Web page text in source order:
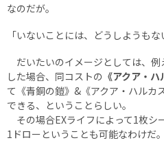
なのだが。
「いないことには、どうしようもな
だいたいのイメージとしては、例
した場合、同コストの 《アクア・ハ
て《青銅の鎧》&《アクア・ハルカ
できる、ということらしい。
その場合EXライフによって1枚シ
1ドローということも可能なわけだ。